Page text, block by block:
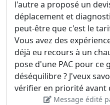
l'autre a proposé un
déplacement et
peut-être que c'est le
Vous avez des
déjà eu recours à un
pose d'une PAC pour ce
déséquilibre ? J'veux
vérifier en priorité avant
Message édité